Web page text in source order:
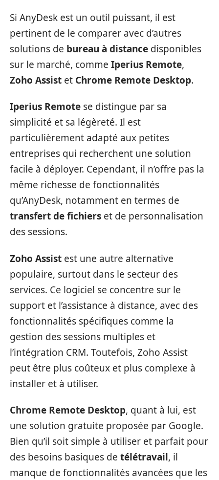
Si AnyDesk est un outil puissant, il est
pertinent de le comparer avec d’autres
solutions de bureau à distance disponibles
sur le marché, comme Iperius Remote,
Zoho Assist et Chrome Remote Desktop.
Iperius Remote se distingue par sa
simplicité et sa légèreté. Il est
particulièrement adapté aux petites
entreprises qui recherchent une solution
facile à déployer. Cependant, il n’offre pas la
même richesse de fonctionnalités
qu’AnyDesk, notamment en termes de
transfert de fichiers et de personnalisation
des sessions.
Zoho Assist est une autre alternative
populaire, surtout dans le secteur des
services. Ce logiciel se concentre sur le
support et l’assistance à distance, avec des
fonctionnalités spécifiques comme la
gestion des sessions multiples et
l’intégration CRM. Toutefois, Zoho Assist
peut être plus coûteux et plus complexe à
installer et à utiliser.
Chrome Remote Desktop, quant à lui, est
une solution gratuite proposée par Google.
Bien qu’il soit simple à utiliser et parfait pour
des besoins basiques de télétravail, il
manque de fonctionnalités avancées que les